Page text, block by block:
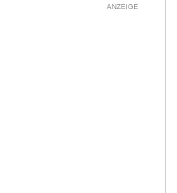
ANZEIGE